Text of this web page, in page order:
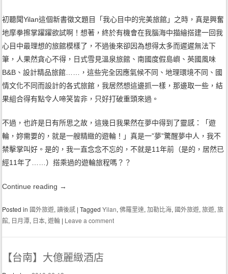
初聽聞Yilan這個新書徵文題目「我心目中的完美旅館」之時，真是興奮
地摩拳擦掌躍躍欲試啊！想著，終於有機會在我腦海中描繪搭建一回我
心目中最理想的旅館模樣了，不過後來卻因為想得太多而遲遲無法下
筆，人果然貪心不得，日式雪見溫泉旅館、南國度假島嶼、英國風味
B&B、設計精品旅館……，這些完全因應氣候不同、地理環境不同、國
情文化不同而設計的各式旅館，我居然想這邊抓一樣，那邊取一些，結
果組合得有點令人啼笑皆非，只好打破重頭來過。
不過，也許是日有所思之故，這幾日我果然在夢中得到了靈感：「遊
輪，妳需要的，就是一艘精緻的遊輪！」真是一”夢”驚醒夢中人，我不
禁擊掌叫好。是的，我一直念念不忘的，不就是11年前（是的，居然已
經11年了……）搭乘過的遊輪旅程嗎？？
Continue reading →
Posted in 國外旅遊,讀後感 |TaggedYilan,佛羅里達,加勒比海, 國外旅遊,旅遊,旅
館, 日月潭, 日本,遊輪 | Leave a comment
【台南】大億麗緻酒店